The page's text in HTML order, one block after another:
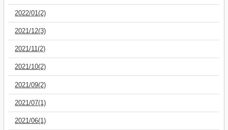
2022/01(2)
2021/12(3)
2021/11(2)
2021/10(2)
2021/09(2)
2021/07(1)
2021/06(1)